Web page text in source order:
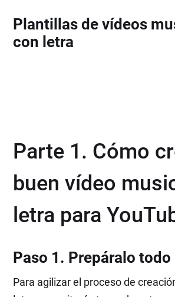
Plantillas de vídeos
con letra
Parte 1. Cómo
buen vídeo
letra para
Paso 1. Prepáralo todo
Para agilizar el proceso de